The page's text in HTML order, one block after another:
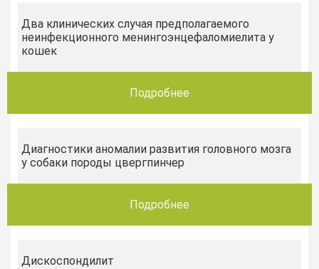
Два клинических случая предполагаемого
неинфекционного менингоэнцефаломиелита у
кошек
Подробнее
Диагностики аномалии развития головного мозга
у собаки породы цвергпинчер
Подробнее
Дискоспондилит